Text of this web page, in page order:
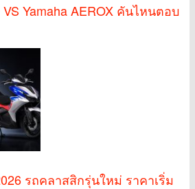
VS Yamaha AEROX คันไหนตอบ
รถคลาสสิกรุ่นใหม่ ราคาเริ่ม